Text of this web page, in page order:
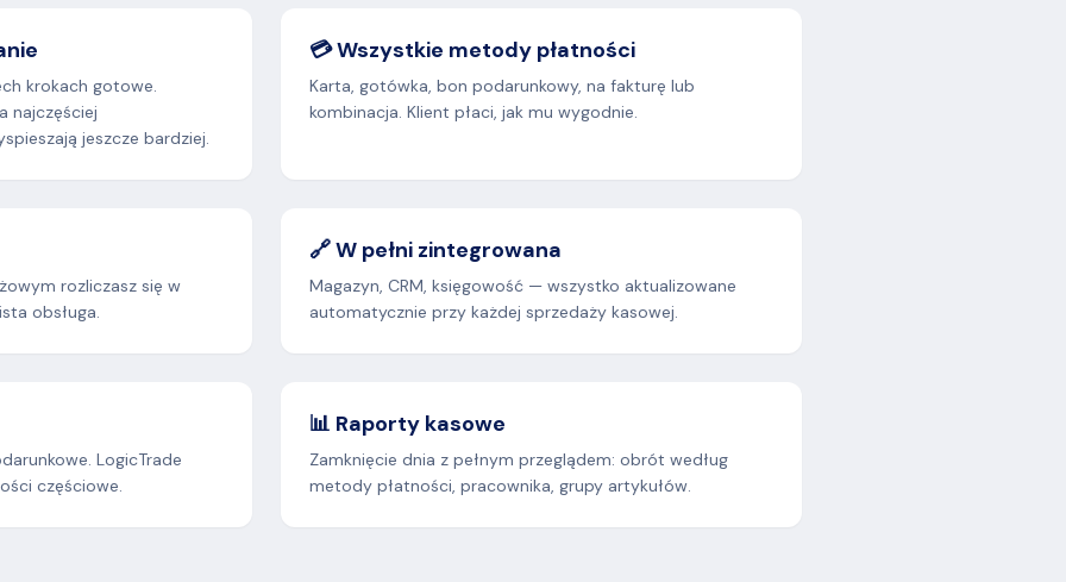
krokach gotowe.
najczęściej
jeszcze bardziej.
💳 Wszystkie metody płatności
Karta, gotówka, bon podarunkowy, na fakturę lub
kombinacja. Klient płaci, jak mu wygodnie.
rozliczasz się w
obsługa.
🔗 W pełni zintegrowana
Magazyn, CRM, księgowość — wszystko aktualizowane
automatycznie przy każdej sprzedaży kasowej.
LogicTrade
częściowe.
📊 Raporty kasowe
Zamknięcie dnia z pełnym przeglądem: obrót według
metody płatności, pracownika, grupy artykułów.